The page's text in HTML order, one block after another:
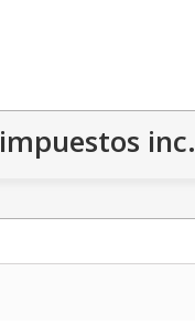
impuestos inc.